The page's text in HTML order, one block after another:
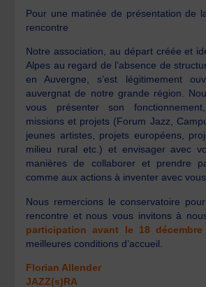
Pour une matinée de présentation de
rencontre
Notre association, au départ créée et
Alpes au regard de l’absence de
en Auvergne, s’est légitimement
auvergnat de notre grande région.
vous présenter son
missions et projets (Forum Jazz,
jeunes artistes, projets européens,
milieu rural etc.) et envisager avec
manières de collaborer et prendre
comme aux actions à inventer avec vous.
Nous remercions le conservatoire
rencontre et nous vous invitons à
participation avant le 18 décembre
meilleures conditions d’accueil.
Florian Allender
JAZZ(s)RA